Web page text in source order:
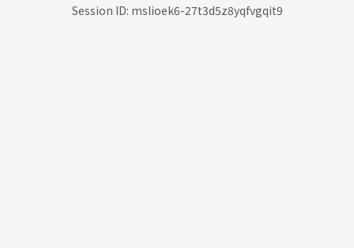
Session ID: mslioek6-27t3d5z8yqfvgqit9